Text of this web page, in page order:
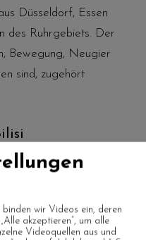
Düsseldorf, Essen
des Ruhrgebiets. Der
Bewegung, Neugier
sind, zugehört
Anushka
nicht nur Arbeiten
und offene
wir Videos ein, deren
akzeptieren“, um alle
Videoquellen aus und